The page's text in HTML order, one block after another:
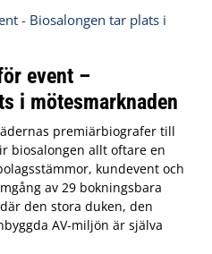
event –
i mötesmarknaden
premiärbiografer till
biosalongen allt oftare en
kundevent och
av 29 bokningsbara
den stora duken, den
AV-miljön är själva